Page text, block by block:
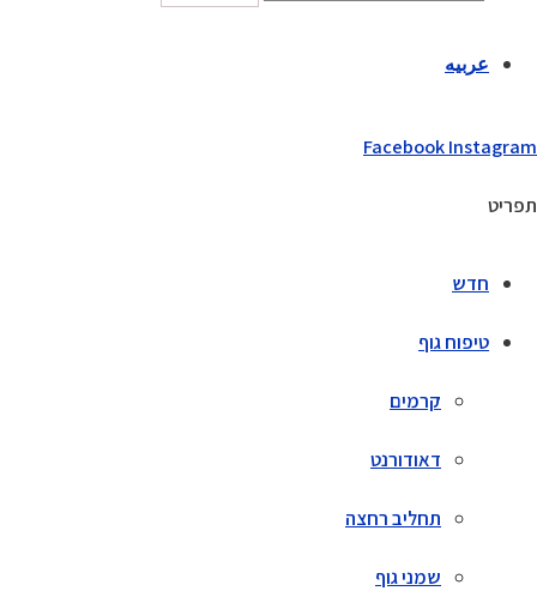
عربيه
FacebookInstagram
תפריט
חדש
טיפוח גוף
קרמים
דאודורנט
תחליב רחצה
שמני גוף